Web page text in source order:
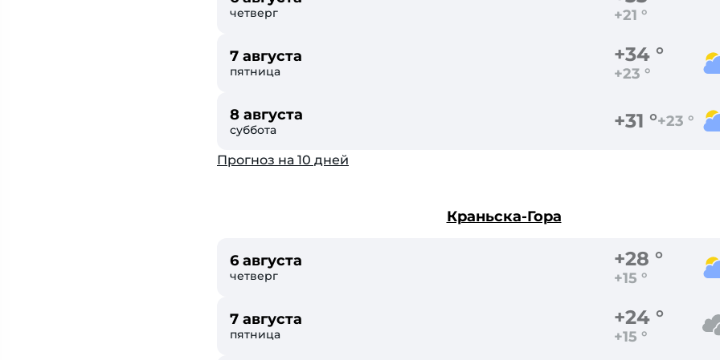
четверг +21 °
7 августа
пятница
+34 °
+23 °
8 августа
суббота +31 °+23 °
Прогноз на 10 дней
Краньска-Гора
6 августа
четверг
+28 °
+15 °
7 августа
пятница
+24 °
+15 °